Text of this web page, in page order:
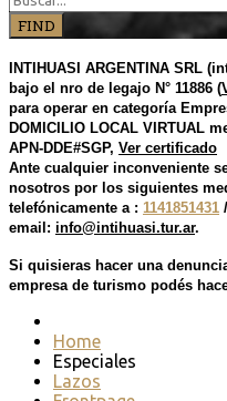
FIND
INTIHUASI ARGENTINA SRL
bajo el nro de legajo N° 11886 (
para operar en categoría
DOMICILIO LOCAL VIRTUAL
APN-DDE#SGP, Ver certificado
Ante cualquier inconveniente
nosotros por los siguientes
telefónicamente a : 1141851431 /
email: info@intihuasi.tur.ar.
Si quisieras hacer una
empresa de turismo podés
Home
Especiales
Lazos